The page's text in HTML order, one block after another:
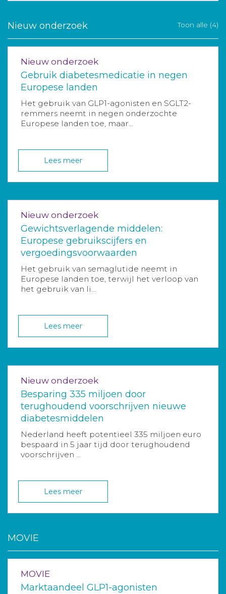
Nieuw onderzoek Toon alle (4)
Nieuw onderzoek
Gebruik diabetesmedicatie in negen
Europese landen
Het gebruik van GLP1-agonisten en SGLT2-
remmers neemt in negen onderzochte
Europese landen toe, maar...
Lees meer
Nieuw onderzoek
Gewichtsverlagende middelen:
Europese gebruikscijfers en
vergoedingsvoorwaarden
Het gebruik van semaglutide neemt in
Europese landen toe, terwijl het verloop van
het gebruik van li...
Lees meer
Nieuw onderzoek
Besparing 335 miljoen door
terughoudend voorschrijven nieuwe
diabetesmiddelen
Nederland heeft potentieel 335 miljoen euro
bespaard in 5 jaar tijd door terughoudend
voorschrijven ...
Lees meer
MOVIE
MOVIE
Marktaandeel GLP1-agonisten